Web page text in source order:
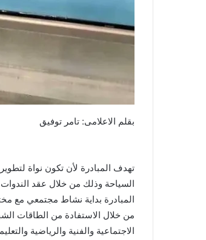
بقلم الاعلامى: تامر توفيق
تهدف المبادرة لأن تكون نواة
السياحة وذلك من خلال عقد الندوات
من خلال الاستفادة من الطاقات
الاجتماعية والفنية والرياضية